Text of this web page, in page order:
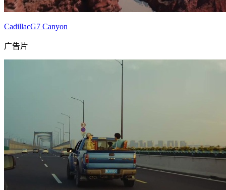
CadillacG7 Canyon
广告片